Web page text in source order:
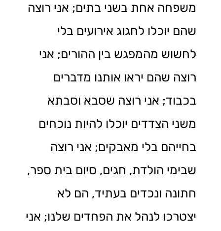
משפחה אחת בשני בתים; אני רוצה
שהם יוכלו לחגוג אירועים בלי
לחשוש מהמפגש בין ההורים; אני
רוצה שהם יראו אותנו מדברים
בכבוד; אני רוצה שסבא וסבתא
משני הצדדים יוכלו להיות נוכחים
בחייהם בלי מאבקים; אני רוצה
שבימי הולדת, חגים, סיום בית ספר,
חתונה ונכדים בעתיד, הם לא
יצטרכו לנהל את הפחדים שלנו; אני